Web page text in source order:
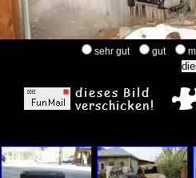
sehr gut gut